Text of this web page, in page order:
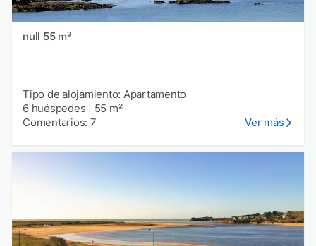
null 55 m²
Tipo de alojamiento: Apartamento
6 huéspedes
55 m²
Comentarios: 7
Ver más